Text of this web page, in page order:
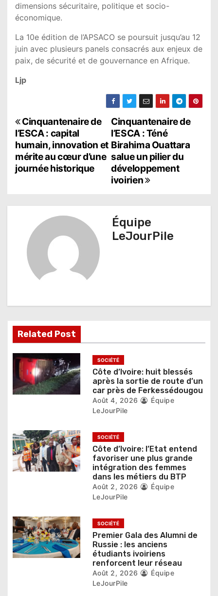
dimensions sécuritaire, politique et socio-
économique.
La 10e édition de l’APSACO se poursuit jusqu’au 12
juin avec plusieurs panels consacrés aux enjeux de
paix, de sécurité et de gouvernance en Afrique.
Ljp
N
a
v
d
e
l
a
i
c
l
Cinquantenaire de
l’ESCA : Téné
Birahima Ouattara
salue un pilier du
développement
ivoirien
Cinquantenaire de
l’ESCA : capital
humain, innovation et
mérite au cœur d’une
journée historique
Équipe
LeJourPile
Related Post
SOCIÉTÉ
Côte d’Ivoire: huit blessés
après la sortie de route d’un
car près de Ferkessédougou
Août 4, 2026
Équipe
LeJourPile
SOCIÉTÉ
Côte d’Ivoire: l’Etat entend
favoriser une plus grande
intégration des femmes
dans les métiers du BTP
Août 2, 2026
Équipe
LeJourPile
SOCIÉTÉ
Premier Gala des Alumni de
Russie : les anciens
étudiants ivoiriens
renforcent leur réseau
Août 2, 2026
Équipe
LeJourPile